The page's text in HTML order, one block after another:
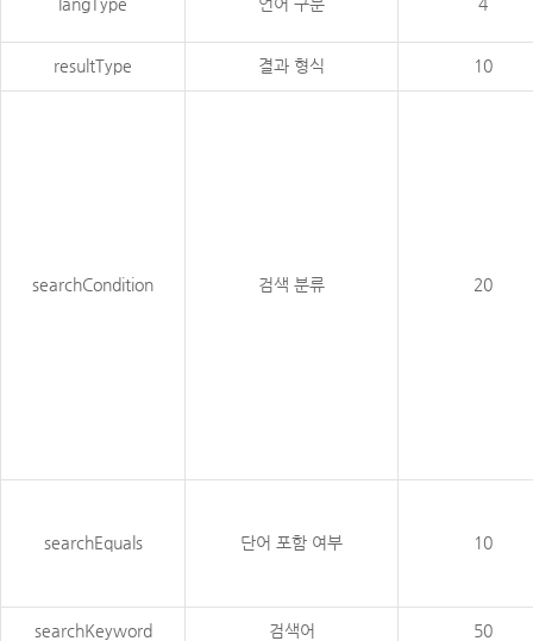
resultType 결과 형식 10
searchCondition 검색 분류 20
searchEquals 단어 포함 여부 10
searchKeyword 검색어 50